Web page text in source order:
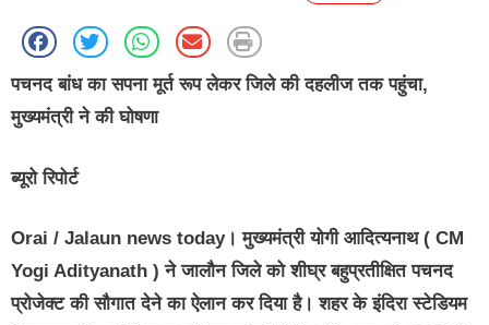
पचनद बांध का सपना मूर्त रूप लेकर जिले की दहलीज तक पहुंचा,
मुख्यमंत्री ने की घोषणा
ब्यूरो रिपोर्ट
Orai / Jalaun news today। मुख्यमंत्री योगी आदित्यनाथ ( CM
Yogi Adityanath ) ने जालौन जिले को शीघ्र बहुप्रतीक्षित पचनद
प्रोजेक्ट की सौगात देने का ऐलान कर दिया है। शहर के इंदिरा स्टेडियम